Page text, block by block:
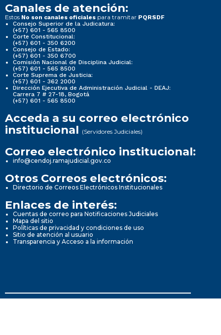
Canales de atención:
Estos No son canales oficiales para tramitar PQRSDF
Consejo Superior de la Judicatura:
(+57) 601 - 565 8500
Corte Constitucional:
(+57) 601 - 350 6200
Consejo de Estado:
(+57) 601 - 350 6700
Comisión Nacional de Disciplina Judicial:
(+57) 601 - 565 8500
Corte Suprema de Justicia:
(+57) 601 - 362 2000
Dirección Ejecutiva de Administración Judicial - DEAJ:
Carrera 7 # 27-18, Bogotá
(+57) 601 - 565 8500
Acceda a su correo electrónico
institucional (Servidores Judiciales)
Correo electrónico institucional:
info@cendoj.ramajudicial.gov.co
Otros Correos electrónicos:
Directorio de Correos Electrónicos Institucionales
Enlaces de interés:
Cuentas de correo para Notificaciones Judiciales
Mapa del sitio
Políticas de privacidad y condiciones de uso
Sitio de atención al usuario
Transparencia y Acceso a la información